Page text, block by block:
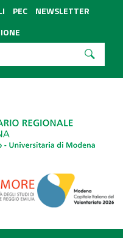
PEC
NEWSLETTER